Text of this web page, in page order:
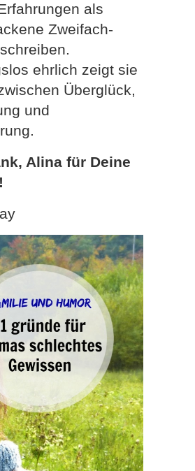
als
Zweifach-
ehrlich zeigt sie
Überglück,
und
Alina für Deine